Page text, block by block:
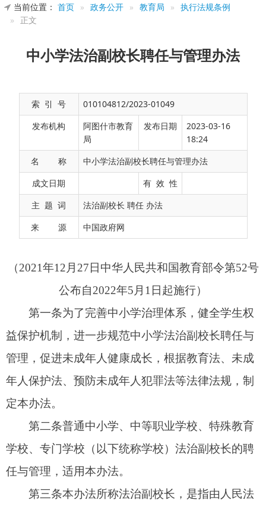
当前位置： 首页 » 政务公开 » 教育局 » 执行法规条例
»
正文
中小学法治副校长聘任与管理办法
索 引 号
010104812/2023-01049
发布机构
阿图什市教育
局
发布日期
2023-03-16
18:24
名 称
中小学法治副校长聘任与管理办法
成文日期
有 效 性
主 题 词
法治副校长 聘任 办法
来 源
中国政府网
2021年12月27日中华人民共和国教育部令第52号
公布自2022年5月1日起施行）
第一条为了完善中小学治理体系，健全学生权
益保护机制，进一步规范中小学法治副校长聘任与
年人保护法、预防未成年人犯罪法等法律法规，制
第二条
普通中小学、中等职业学校、特殊教育
任与管理，适用本办法。
第三条本办法所称法治副校长，是指由人民法
院、人民检察院、公安机关、司法行政部门推荐或
者委派，经教育行政部门或者学校聘任，在学校兼
任副校长职务，协助开展法治教育、学生保护、安
第四条国务院教育行政部门会同最高人民法
院、最高人民检察院、公安部、司法部制定学校法
治副校长聘任与管理的宏观政策，统筹指导地方开